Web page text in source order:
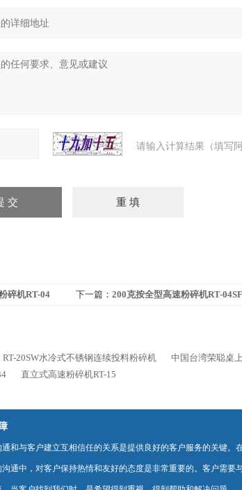
请输入计算结果（填写
碎机RT-04 下一篇： 200克按全型高速粉碎机RT-04SF
RT-20SW水冷式不锈钢连续投料粉碎机 中国台湾荣聪桌
直立式高速粉碎机RT-15
通和与客户建立互相信任的关系是提供良好的客户服务的关键。
沟通中，对客户保持热情和友好的态度是非常重要的。客户需要